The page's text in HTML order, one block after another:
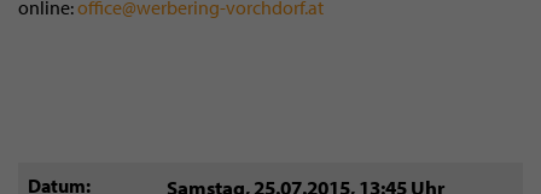
online:office@werbering-vorchdorf.at
Datum Samstag, 25.07.2015,13:45 Uhr